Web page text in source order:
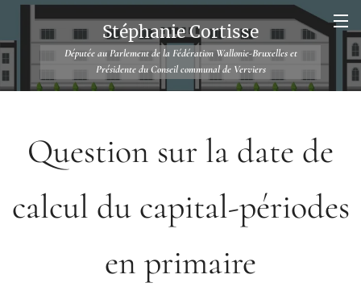
Stéphanie Cortisse
Députée au Parlement de la Fédération Wallonie-Bruxelles et
Présidente du Conseil communal de Verviers
Question sur la date de
calcul du capital-périodes
en primaire